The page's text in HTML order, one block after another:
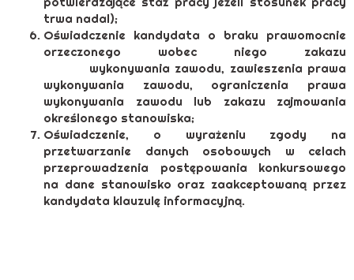
trwa nadal);
Oświadczenie kandydata o braku prawomocnie
orzeczonego wobec niego zakazu
wykonywania zawodu, zawieszenia prawa
wykonywania zawodu, ograniczenia prawa
wykonywania zawodu lub zakazu zajmowania
określonego stanowiska;
Oświadczenie, o wyrażeniu zgody na
przetwarzanie danych osobowych w celach
przeprowadzenia postępowania konkursowego
na dane stanowisko oraz zaakceptowaną przez
kandydata klauzulę informacyjną.